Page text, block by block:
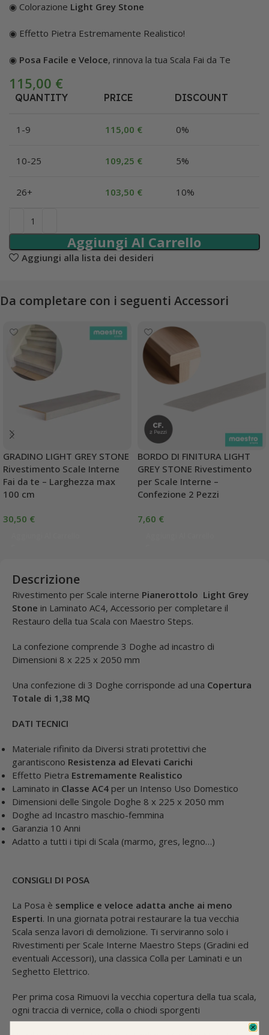
◉ Colorazione Light Grey Stone
◉ Effetto Pietra Estremamente Realistico!
◉ Posa Facile e Veloce, rinnova la tua Scala Fai da Te
115,00 €
QUANTITY PRICE DISCOUNT
1-9 115,00 € 0%
10-25 109,25 € 5%
26+ 103,50 € 10%
Aggiungi Al Carrello
Aggiungi alla lista dei desideri
Da completare con i seguenti Accessori
GRADINO LIGHT GREY STONE
Rivestimento Scale Interne
Fai da te – Larghezza max
100 cm
30,50 €
BORDO DI FINITURA LIGHT
GREY STONE Rivestimento
per Scale Interne –
Confezione 2 Pezzi
7,60 €
Descrizione
Rivestimento per Scale interne Pianerottolo Light Grey
Stone in Laminato AC4, Accessorio per completare il
Restauro della tua Scala con Maestro Steps.
La confezione comprende 3 Doghe ad incastro di
Dimensioni 8 x 225 x 2050 mm
Una confezione di 3 Doghe corrisponde ad una Copertura
Totale di 1,38 MQ
DATI TECNICI
Materiale rifinito da Diversi strati protettivi che
garantiscono Resistenza ad Elevati Carichi
Effetto Pietra Estremamente Realistico
Laminato in Classe AC4 per un Intenso Uso Domestico
Dimensioni delle Singole Doghe 8 x 225 x 2050 mm
Doghe ad Incastro maschio-femmina
Garanzia 10 Anni
Adatto a tutti i tipi di Scala (marmo, gres, legno…)
CONSIGLI DI POSA
La Posa è semplice e veloce adatta anche ai meno
Esperti. In una giornata potrai restaurare la tua vecchia
Scala senza lavori di demolizione. Ti serviranno solo i
Rivestimenti per Scale Interne Maestro Steps (Gradini ed
eventuali Accessori), una classica Colla per Laminati e un
Seghetto Elettrico.
Per prima cosa Rimuovi la vecchia copertura della tua scala,
ogni traccia di vernice, colla o chiodi sporgenti